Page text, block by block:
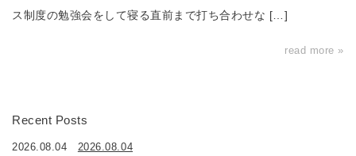
ス制度の勉強会をして寝る直前まで打ち合わせな […]
read more »
Recent Posts
2026.08.04
2026.08.04